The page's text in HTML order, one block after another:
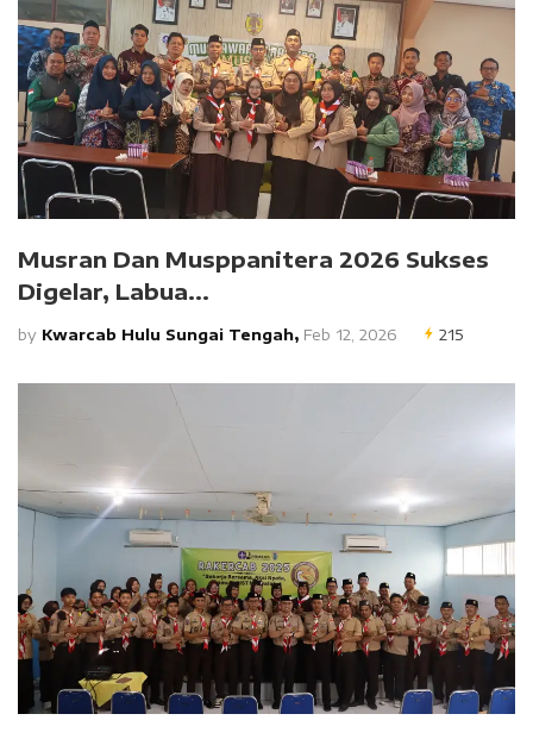
Musran Dan Musppanitera 2026 Sukses
Digelar, Labua...
by Kwarcab Hulu Sungai Tengah, Feb 12, 2026 215